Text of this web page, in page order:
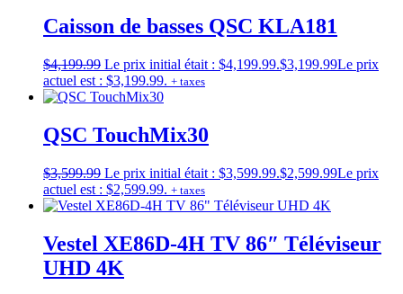
Caisson de basses QSC KLA181
$4,199.99 Le prix initial était : $4,199.99.$3,199.99Le prix
actuel est : $3,199.99. + taxes
QSC TouchMix30
$3,599.99 Le prix initial était : $3,599.99.$2,599.99Le prix
actuel est : $2,599.99. + taxes
Vestel XE86D-4H TV 86″ Téléviseur
UHD 4K